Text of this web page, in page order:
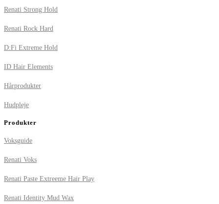
Renati Strong Hold
Renati Rock Hard
D:Fi Extreme Hold
ID Hair Elements
Hårprodukter
Hudpleje
Produkter
Voksguide
Renati Voks
Renati Paste Extreeme Hair Play
Renati Identity Mud Wax